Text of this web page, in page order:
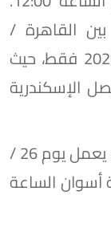
القاهرة /
الإسكندرية للجمهور يوم 25 / 5 / 2026 فقط، حيث
القاهرة الساعة 14:10 ويصل الإسكندرية
​قطار 1937 (مكيف) أسوان / القاهرة: يعمل يوم 26 /
أسوان الساعة